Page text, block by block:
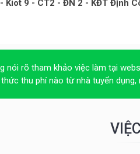
Kiot 9 - CT2 - ĐN 2 - KĐT Định
nói rõ tham khảo việc làm tại
thu phí nào từ nhà tuyển